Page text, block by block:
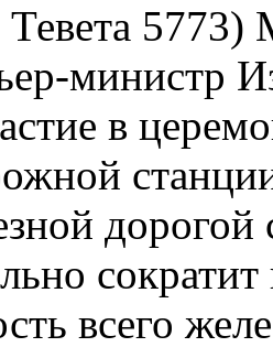
5773)
министр
в
всего